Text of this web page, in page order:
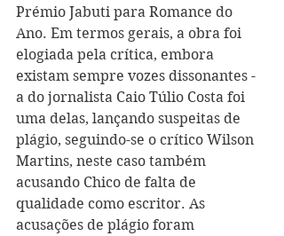
Prémio Jabuti para Romance do
Ano. Em termos gerais, a obra foi
elogiada pela crítica, embora
existam sempre vozes dissonantes -
a do jornalista Caio Túlio Costa foi
uma delas, lançando suspeitas de
plágio, seguindo-se o crítico Wilson
Martins, neste caso também
acusando Chico de falta de
qualidade como escritor. As
acusações de plágio foram